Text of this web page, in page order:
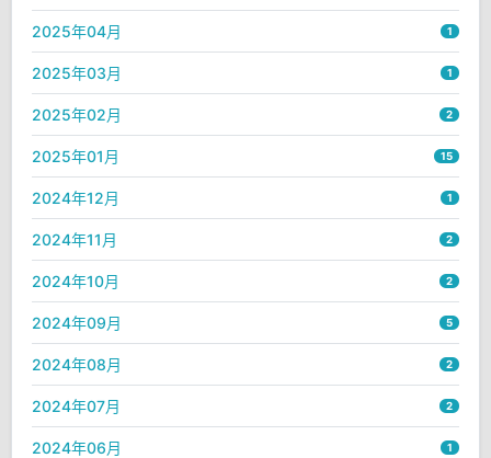
2025年04月 1
2025年03月 1
2025年02月 2
2025年01月 15
2024年12月 1
2024年11月 2
2024年10月 2
2024年09月 5
2024年08月 2
2024年07月 2
2024年06月 1